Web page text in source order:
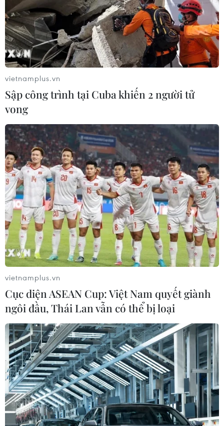
vietnamplus.vn
Sập công trình tại Cuba khiến 2 người tử
vong
vietnamplus.vn
Cục diện ASEAN Cup: Việt Nam quyết giành
ngôi đầu, Thái Lan vẫn có thể bị loại